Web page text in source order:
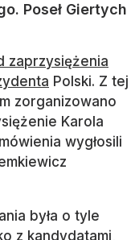
Poseł Giertych
zaprzysiężenia
Polski. Z tej
zorganizowano
Karola
wygłosili
była o tyle
z kandydatami,